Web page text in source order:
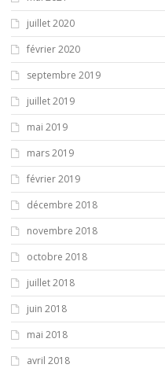
juillet 2020
février 2020
septembre 2019
juillet 2019
mai 2019
mars 2019
février 2019
décembre 2018
novembre 2018
octobre 2018
juillet 2018
juin 2018
mai 2018
avril 2018